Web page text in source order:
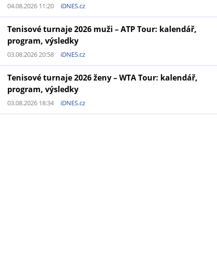
04.08.2026 11:20 iDNES.cz
Tenisové turnaje 2026 muži – ATP Tour: kalendář,
program, výsledky
03.08.2026 20:58 iDNES.cz
Tenisové turnaje 2026 ženy – WTA Tour: kalendář,
program, výsledky
03.08.2026 18:34 iDNES.cz